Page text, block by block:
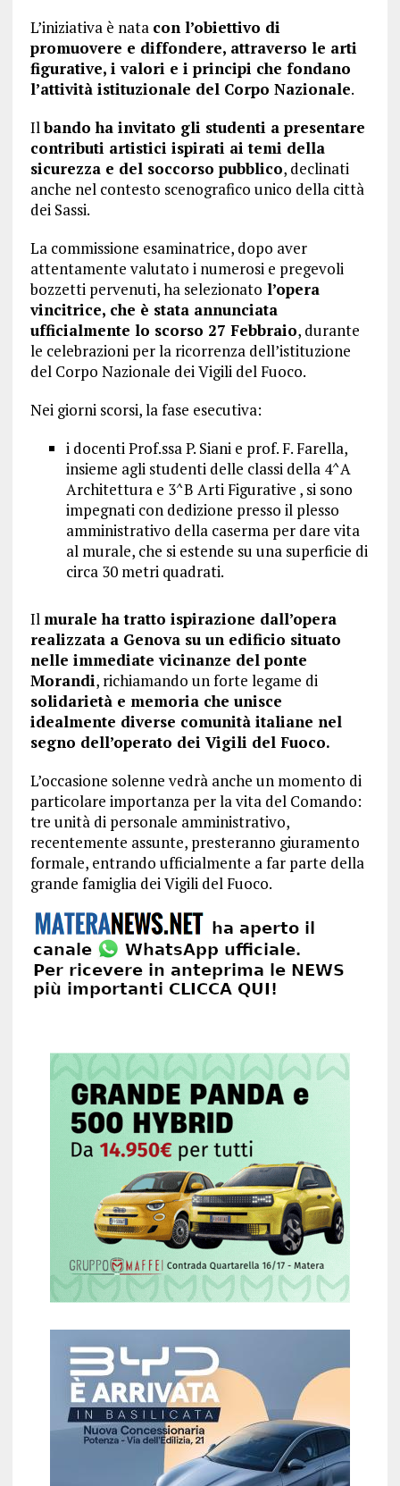
L’iniziativa è nata con l’obiettivo di
promuovere e diffondere, attraverso le arti
figurative, i valori e i principi che fondano
l’attività istituzionale del Corpo Nazionale.
Ilbando ha invitato gli studenti a presentare
contributi artistici ispirati ai temi della
sicurezza e del soccorso pubblico, declinati
anche nel contesto scenografico unico della città
dei Sassi.
La commissione esaminatrice, dopo aver
attentamente valutato i numerosi e pregevoli
bozzetti pervenuti, ha selezionato l’opera
vincitrice, che è stata annunciata
ufficialmente lo scorso 27 Febbraio, durante
le celebrazioni per la ricorrenza dell’istituzione
del Corpo Nazionale dei Vigili del Fuoco.
Nei giorni scorsi, la fase esecutiva:
i docenti Prof.ssa P. Siani e prof. F. Farella,
insieme agli studenti delle classi della 4^A
Architettura e 3^B Arti Figurative , si sono
impegnati con dedizione presso il plesso
amministrativo della caserma per dare vita
al murale, che si estende su una superficie di
circa 30 metri quadrati.
Il murale ha tratto ispirazione dall’opera
realizzata a Genova su un edificio situato
nelle immediate vicinanze del ponte
Morandi, richiamando un forte legame di
solidarietà e memoria che unisce
idealmente diverse comunità italiane nel
segno dell’operato dei Vigili del Fuoco.
L’occasione solenne vedrà anche un momento di
particolare importanza per la vita del Comando:
tre unità di personale amministrativo,
recentemente assunte, presteranno giuramento
formale, entrando ufficialmente a far parte della
grande famiglia dei Vigili del Fuoco.